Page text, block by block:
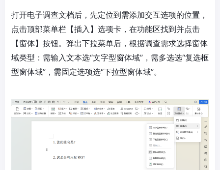
打开电子调查文档后，先定位到需添加交互选项的位置，
点击顶部菜单栏【插入】选项卡，在功能区找到并点击
【窗体】按钮。弹出下拉菜单后，根据调查需求选择窗体
域类型：需输入文本选“文字型窗体域”，需多选选“复选框
型窗体域”，需固定选项选“下拉型窗体域”。